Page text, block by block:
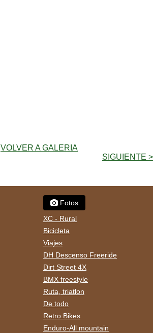
VOLVER A GALERIA
SIGUIENTE >
Fotos
XC - Rural
Bicicleta
Viajes
DH Descenso Freeride
Dirt Street 4X
BMX freestyle
Ruta, triatlon
De todo
Retro Bikes
Enduro-All mountain